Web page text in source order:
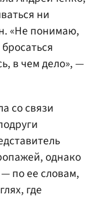
ни
«Не понимаю,
в чем дело», —
со связи
однако
по ее словам,
где